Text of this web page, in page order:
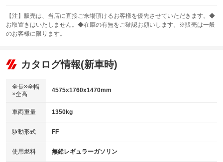
：装備なし
サンルーフ
：装備なし ABS
リフトアップ
：装備なし
：装備なし
パワーウィンドウ
アイドリングストップ
：装備あり
USB入力端子
：装備あり
100V電源
：装備あり
カーナビ：メモリーナビ他
：装備あり
TV
：装備なし
ビジュアル
：装備なし
：装備あり
革シート
キーレス
HID(キセノンライト)
：装備なし
バックカメラ
：装備あり
【注】販売は、当店に直接ご来場頂けるお客様を優先させていただきます。◆
お取置きはいたしません。◆在庫の有無をご確認お願いします。※販売は一般
のお客様に限ります。
カタログ情報(新車時)
全長×全幅
×全高
4575x1760x1470mm
車両重量 1350kg
駆動形式 FF
使用燃料 無鉛レギュラーガソリン